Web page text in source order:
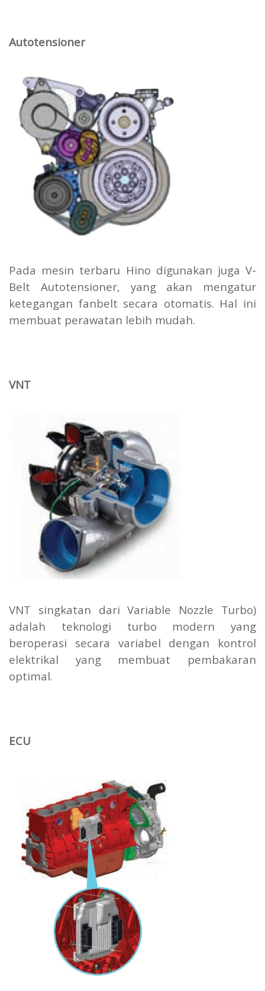
Autotensioner
Pada mesin terbaru Hino digunakan juga V-
Belt Autotensioner, yang akan mengatur
ketegangan fanbelt secara otomatis. Hal ini
membuat perawatan lebih mudah.
VNT
VNT singkatan dari Variable Nozzle Turbo)
adalah teknologi turbo modern yang
beroperasi secara variabel dengan kontrol
elektrikal yang membuat pembakaran
optimal.
ECU